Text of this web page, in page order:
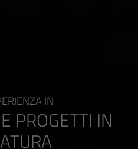
IN
PROGETTI IN